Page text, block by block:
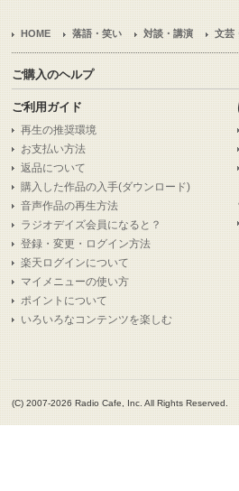
HOME 落語・笑い 対談・講演 文芸
ご購入のヘルプ
ご利用ガイド
再生の推奨環境
お支払い方法
返品について
購入した作品の入手(ダウンロード)
音声作品の再生方法
ラジオデイズ会員になると？
登録・変更・ログイン方法
楽天ログインについて
マイメニューの使い方
ポイントについて
いろいろなコンテンツを楽しむ
(C) 2007-2026 Radio Cafe, Inc. All Rights Reserved.